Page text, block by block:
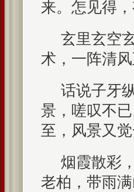
来。怎见得，
玄里玄空
术，一阵清风
话说子牙
景，嗟叹不
至，风景又
烟霞散彩
老柏，带雨